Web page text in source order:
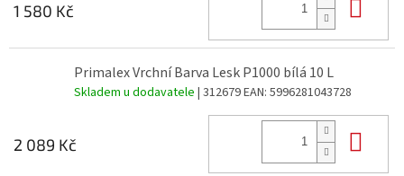
1 580 Kč
Primalex Vrchní Barva Lesk P1000 bílá 10 L
Skladem u dodavatele | 312679EAN: 5996281043728
2 089 Kč